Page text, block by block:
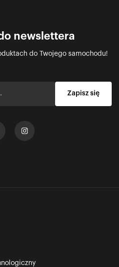
newslettera
do Twojego samochodu!